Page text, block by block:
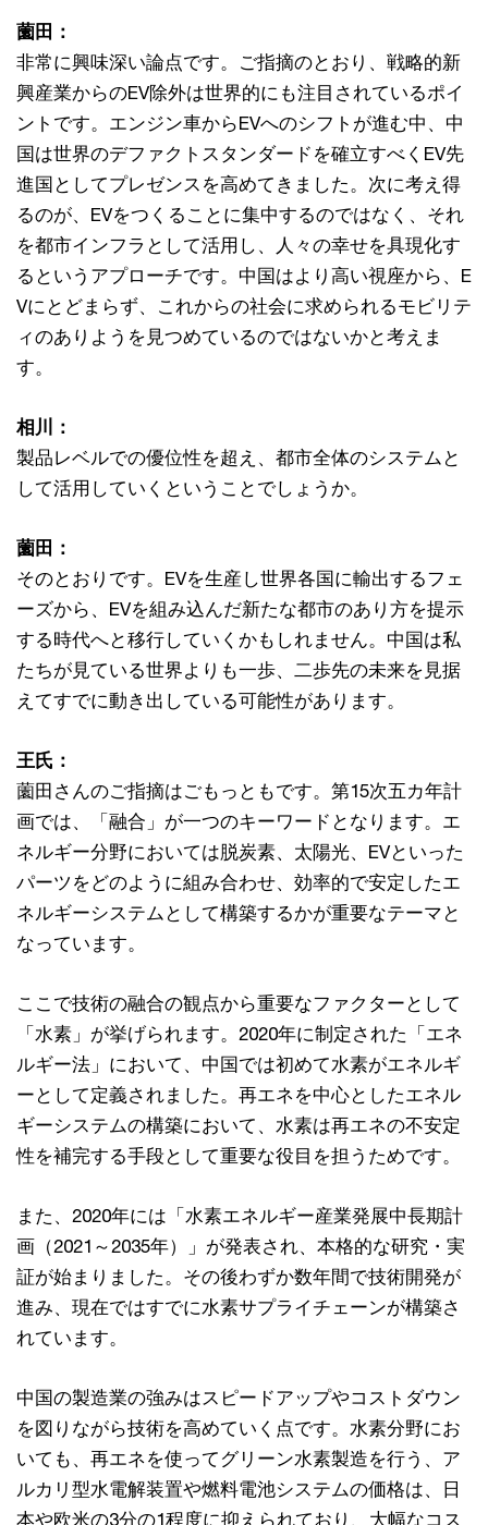
薗田：
非常に興味深い論点です。ご指摘のとおり、戦略的新
興産業からのEV除外は世界的にも注目されているポイ
ントです。エンジン車からEVへのシフトが進む中、中
国は世界のデファクトスタンダードを確立すべくEV先
進国としてプレゼンスを高めてきました。次に考え得
るのが、EVをつくることに集中するのではなく、それ
を都市インフラとして活用し、人々の幸せを具現化す
るというアプローチです。中国はより高い視座から、E
Vにとどまらず、これからの社会に求められるモビリテ
ィのありようを見つめているのではないかと考えま
す。
相川：
製品レベルでの優位性を超え、都市全体のシステムと
して活用していくということでしょうか。
薗田：
そのとおりです。EVを生産し世界各国に輸出するフェ
ーズから、EVを組み込んだ新たな都市のあり方を提示
する時代へと移行していくかもしれません。中国は私
たちが見ている世界よりも一歩、二歩先の未来を見据
えてすでに動き出している可能性があります。
王氏：
薗田さんのご指摘はごもっともです。第15次五カ年計
画では、「融合」が一つのキーワードとなります。エ
ネルギー分野においては脱炭素、太陽光、EVといった
パーツをどのように組み合わせ、効率的で安定したエ
ネルギーシステムとして構築するかが重要なテーマと
なっています。
ここで技術の融合の観点から重要なファクターとして
「水素」が挙げられます。2020年に制定された「エネ
ルギー法」において、中国では初めて水素がエネルギ
ーとして定義されました。再エネを中心としたエネル
ギーシステムの構築において、水素は再エネの不安定
性を補完する手段として重要な役目を担うためです。
また、2020年には「水素エネルギー産業発展中長期計
画（2021～2035年）」が発表され、本格的な研究・実
証が始まりました。その後わずか数年間で技術開発が
進み、現在ではすでに水素サプライチェーンが構築さ
れています。
中国の製造業の強みはスピードアップやコストダウン
を図りながら技術を高めていく点です。水素分野にお
いても、再エネを使ってグリーン水素製造を行う、ア
ルカリ型水電解装置や燃料電池システムの価格は、日
本や欧米の3分の1程度に抑えられており、大幅なコス